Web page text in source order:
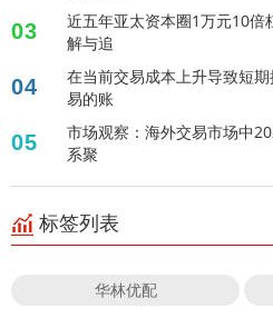
03
近五年亚太资本圈1万元10倍
解与追
04
在当前交易成本上升导致短
易的账
05
市场观察：海外交易市场中
系聚
标签列表
华林优配